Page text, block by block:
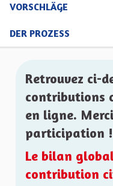
VORSCHLÄGE
DER PROZESS
Retrouvez ci-
contributions
en ligne.
participation !
Le bilan
contribution